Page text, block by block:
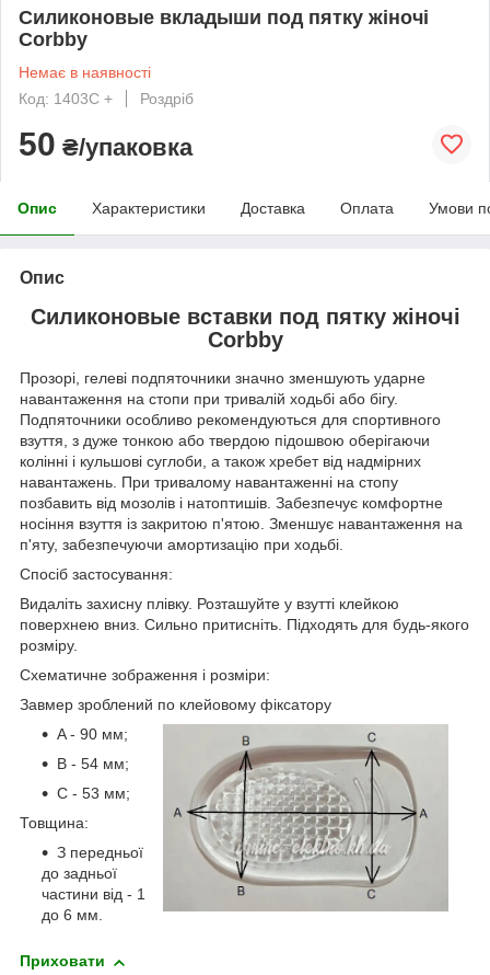
Силиконовые вкладыши под пятку жіночі
Corbby
Немає в наявності
Код: 1403С +
Роздріб
50 ₴/упаковка
Опис Характеристики Доставка Оплата Умови
Опис
Силиконовые вставки под пятку жіночі
Corbby
Прозорі, гелеві подпяточники значно зменшують ударне
навантаження на стопи при тривалій ходьбі або бігу.
Подпяточники особливо рекомендуються для спортивного
взуття, з дуже тонкою або твердою підошвою оберігаючи
колінні і кульшові суглоби, а також хребет від надмірних
навантажень. При тривалому навантаженні на стопу
позбавить від мозолів і натоптишів. Забезпечує комфортне
носіння взуття із закритою п'ятою. Зменшує навантаження на
п'яту, забезпечуючи амортизацію при ходьбі.
Спосіб застосування:
Видаліть захисну плівку. Розташуйте у взутті клейкою
поверхнею вниз. Сильно притисніть. Підходять для будь-якого
розміру.
Схематичне зображення і розміри:
Завмер зроблений по клейовому фіксатору
A - 90 мм;
B - 54 мм;
C - 53 мм;
Товщина:
З передньої
до задньої
частини від - 1
до 6 мм.
Приховати